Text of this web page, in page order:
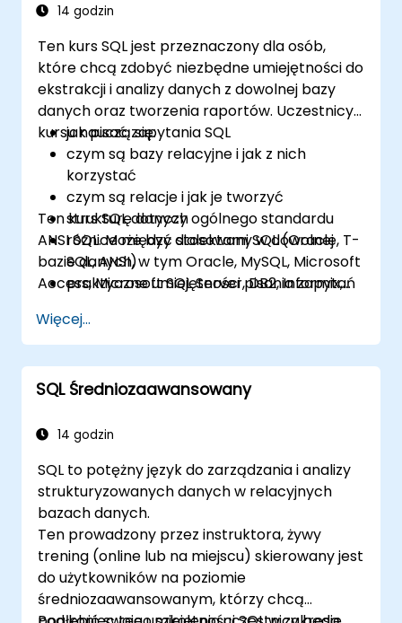
14 godzin
Ten kurs SQL jest przeznaczony dla osób,
które chcą zdobyć niezbędne umiejętności do
ekstrakcji i analizy danych z dowolnej bazy
danych oraz tworzenia raportów. Uczestnicy
kursu nauczą się:
jak pisać zapytania SQL
czym są bazy relacyjne i jak z nich
korzystać
czym są relacje i jak je tworzyć
strukturę danych
różnice między dialektami SQL (Oracle, T-
SQL, ANSI)
praktyczne umiejętności pisania zapytań
Ten kurs SQL dotyczy ogólnego standardu
ANSI SQL. Może być stosowany w dowolnej
bazie danych, w tym Oracle, MySQL, Microsoft
Access, Microsoft SQL Server, DB2, Informix,
Więcej...
SQL Średniozaawansowany
14 godzin
SQL to potężny język do zarządzania i analizy
strukturyzowanych danych w relacyjnych
bazach danych.
Ten prowadzony przez instruktora, żywy
trening (online lub na miejscu) skierowany jest
do użytkowników na poziomie
średniozaawansowanym, którzy chcą